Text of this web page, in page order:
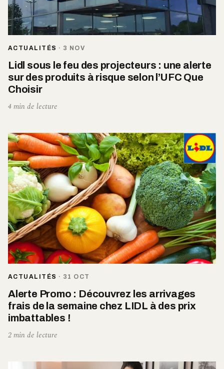
ACTUALITÉS · 3 NOV
Lidl sous le feu des projecteurs : une alerte
sur des produits à risque selon l’UFC Que
Choisir
4 min de lecture
ACTUALITÉS · 31 OCT
Alerte Promo : Découvrez les arrivages
frais de la semaine chez LIDL à des prix
imbattables !
2 min de lecture